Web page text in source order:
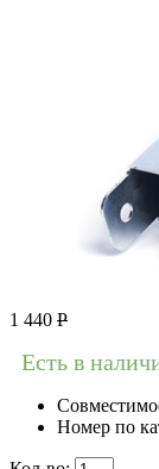
1 440 Р
Есть в
Номер по